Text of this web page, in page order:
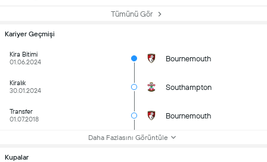
Tümünü Gör
Kariyer Geçmişi
Kira Bitimi
01.06.2024
Bournemouth
Kiralık
30.01.2024
Southampton
Transfer
01.07.2018
Bournemouth
Daha Fazlasını Görüntüle
Kupalar